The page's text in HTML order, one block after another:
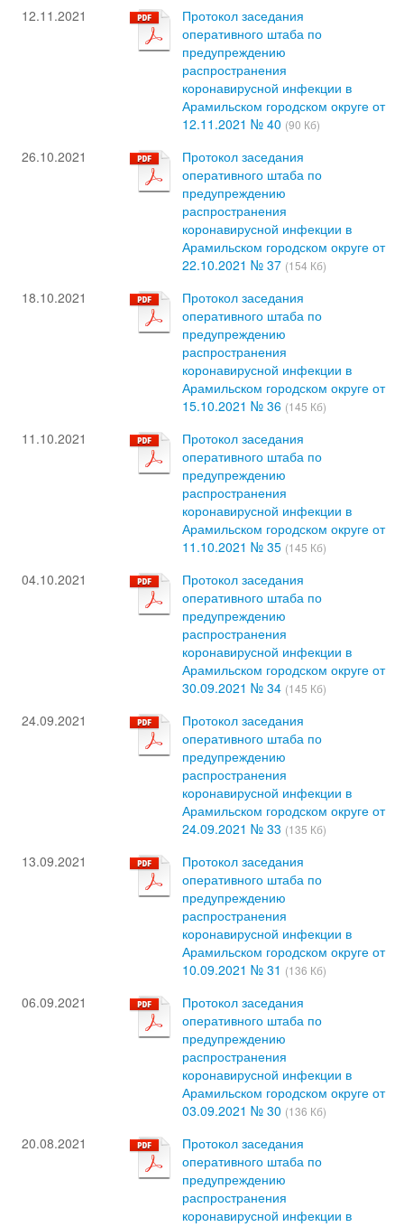
12.11.2021
Протокол заседания
оперативного штаба по
предупреждению
распространения
коронавирусной инфекции в
Арамильском городском округе от
12.11.2021 № 40 (90 Кб)
26.10.2021
Протокол заседания
оперативного штаба по
предупреждению
распространения
коронавирусной инфекции в
Арамильском городском округе от
22.10.2021 № 37 (154 Кб)
18.10.2021
Протокол заседания
оперативного штаба по
предупреждению
распространения
коронавирусной инфекции в
Арамильском городском округе от
15.10.2021 № 36 (145 Кб)
11.10.2021
Протокол заседания
оперативного штаба по
предупреждению
распространения
коронавирусной инфекции в
Арамильском городском округе от
11.10.2021 № 35 (145 Кб)
04.10.2021
Протокол заседания
оперативного штаба по
предупреждению
распространения
коронавирусной инфекции в
Арамильском городском округе от
30.09.2021 № 34 (145 Кб)
24.09.2021
Протокол заседания
оперативного штаба по
предупреждению
распространения
коронавирусной инфекции в
Арамильском городском округе от
24.09.2021 № 33 (135 Кб)
13.09.2021
Протокол заседания
оперативного штаба по
предупреждению
распространения
коронавирусной инфекции в
Арамильском городском округе от
10.09.2021 № 31 (136 Кб)
06.09.2021
Протокол заседания
оперативного штаба по
предупреждению
распространения
коронавирусной инфекции в
Арамильском городском округе от
03.09.2021 № 30 (136 Кб)
20.08.2021
Протокол заседания
оперативного штаба по
предупреждению
распространения
коронавирусной инфекции в